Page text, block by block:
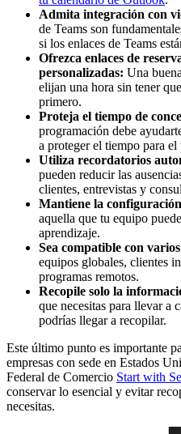
Admita integración con
de Teams son
si los enlaces de Teams
Ofrezca enlaces de
personalizadas: Una
elijan una hora sin tener
primero.
Proteja el tiempo de
programación debe
a proteger el tiempo para el
Utiliza recordatorios
pueden reducir las
clientes, entrevistas y
Mantiene la
aquella que tu equipo
aprendizaje.
Sea compatible con
equipos globales, clientes
programas remotos.
Recopile solo la
que necesitas para llevar a
podrías llegar a recopilar.
Este último punto es importante
empresas con sede en Estados
Federal de Comercio Start with
conservar lo esencial y evitar
necesitas.